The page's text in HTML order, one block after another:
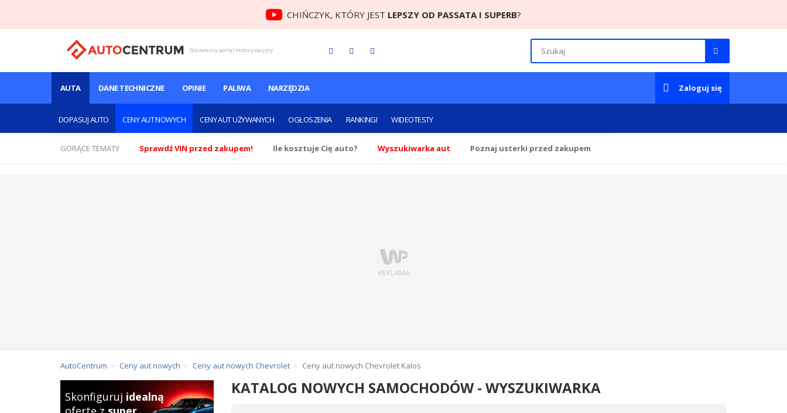
CHIŃCZYK, KTÓRY JEST LEPSZY OD PASSATA I SUPERB?
Niezależny portal motoryzacyjny
AUTA
DOPASUJ AUTO CENY AUT NOWYCH CENY AUT UŻYWANYCH OGŁOSZENIA RANKINGI WIDEOTESTY
DANE TECHNICZNE OPINIE PALIWA NARZĘDZIA Zaloguj się
GORĄCE TEMATY Sprawdź VIN przed zakupem! Ile kosztuje Cię auto? Wyszukiwarka aut Poznaj usterki przed zakupem
AutoCentrum Ceny aut nowych Ceny aut nowych Chevrolet Ceny aut nowych Chevrolet Kalos
KATALOG NOWYCH SAMOCHODÓW - WYSZUKIWARKA
Skonfiguruj idealną